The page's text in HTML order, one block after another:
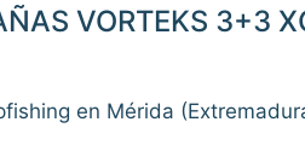
VORTEKS 3+3
en Mérida